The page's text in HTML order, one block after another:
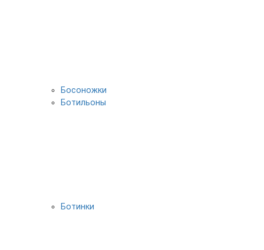
Босоножки
Ботильоны
Ботинки